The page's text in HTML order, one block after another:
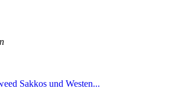
Sakkos und Westen...